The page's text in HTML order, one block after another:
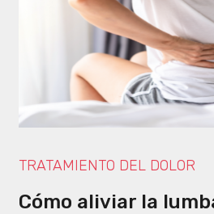
TRATAMIENTO DEL DOLOR
Cómo aliviar la